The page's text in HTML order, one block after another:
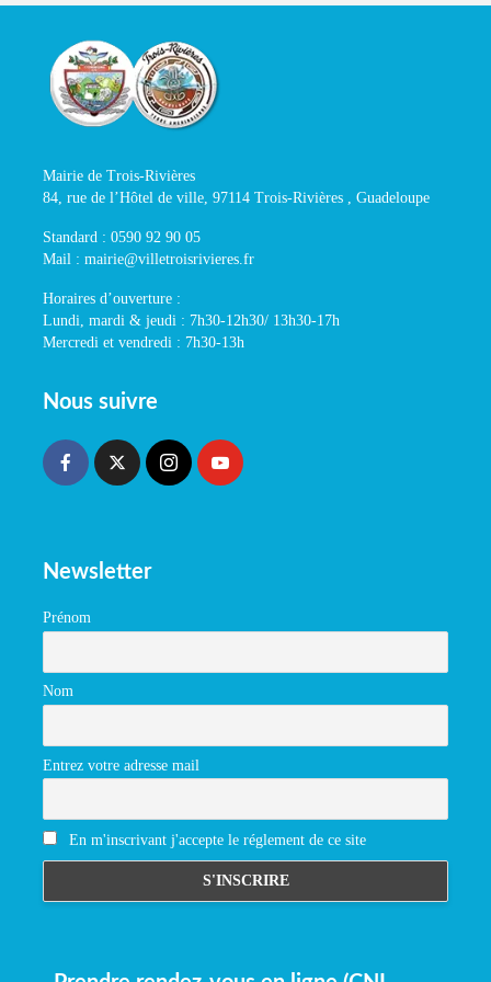
Mairie de Trois-Rivières
84, rue de l’Hôtel de ville, 97114 Trois-Rivières , Guadeloupe
Standard : 0590 92 90 05
Mail : mairie@villetroisrivieres.fr
Horaires d’ouverture :
Lundi, mardi & jeudi : 7h30-12h30/ 13h30-17h
Mercredi et vendredi : 7h30-13h
Nous suivre
Newsletter
Prénom
Nom
Entrez votre adresse mail
En m'inscrivant j'accepte le réglement de ce site